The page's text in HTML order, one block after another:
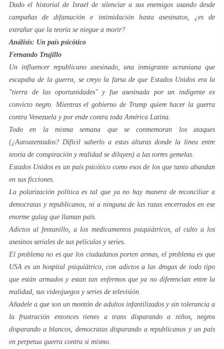
Dado el historial de Israel de silenciar a sus enemigos usando desde
campañas de difamación e intimidación hasta asesinatos, ¿es de
extrañar que la teoría se niegue a morir?
Análisis: Un país psicótico
Fernando Trujillo
Un influencer republicano asesinado, una inmigrante ucraniana que
escapaba de la guerra, se creyo la farsa de que Estados Unidos era la
"tierra de las oportunidades" y fue asesinada por un indigente ex
convicto negro. Mientras el gobierno de Trump quiere hacer la guerra
contra Venezuela y por ende contra toda América Latina.
Todo en la misma semana que se conmemoran los ataques
(¿Autoatentados? Difícil saberlo a estas alturas donde la linea entre
teoría de conspiración y realidad se diluyen) a las torres gemelas.
Estados Unidos es un país psicótico como esos de los que tanto abundan
en sus ficciones.
La polarización política es tal que ya no hay manera de reconciliar a
democratas y republicanos, ni a ninguna de las razas encerrados en ese
enorme gulag que llaman país.
Adictos al fentanillo, a los medicamentos psiquiátricos, al culto a los
asesinos seriales de sus películas y series.
El problema no es que los ciudadanos porten armas, el problema es que
USA es un hospital psiquiátrico, con adictos a las drogas de todo tipo
que están armados y estan tan enfermos que ya no diferencian entre la
realidad, sus videojuegos y series de televisión.
Añadele a que son un montón de adultos infantilizados y sin tolerancia a
la frustración entonces tienes a trans disparando a niños, negros
disparando a blancos, democratas disparando a republicanos y un país
en perpetua guerra contra si mismo.